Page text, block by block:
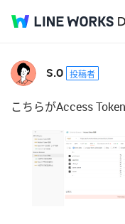
Q&A
い
い
S.O 投稿者
こちらがAccess